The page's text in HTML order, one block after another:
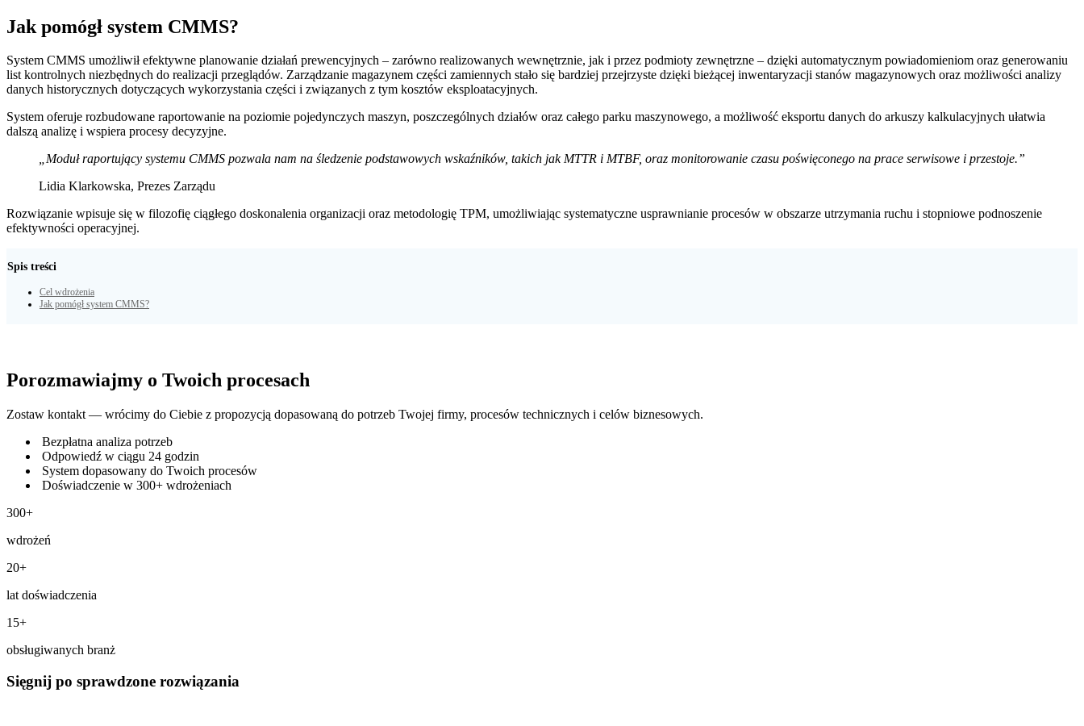
Jak pomógł system CMMS?
System CMMS umożliwił efektywne planowanie działań prewencyjnych – zarówno realizowanych wewnętrznie, jak i przez podmioty zewnętrzne – dzięki automatycznym powiadomieniom oraz generowaniu
list kontrolnych niezbędnych do realizacji przeglądów. Zarządzanie magazynem części zamiennych stało się bardziej przejrzyste dzięki bieżącej inwentaryzacji stanów magazynowych oraz możliwości analizy
danych historycznych dotyczących wykorzystania części i związanych z tym kosztów eksploatacyjnych.
System oferuje rozbudowane raportowanie na poziomie pojedynczych maszyn, poszczególnych działów oraz całego parku maszynowego, a możliwość eksportu danych do arkuszy kalkulacyjnych ułatwia
dalszą analizę i wspiera procesy decyzyjne.
„Moduł raportujący systemu CMMS pozwala nam na śledzenie podstawowych wskaźników, takich jak MTTR i MTBF, oraz monitorowanie czasu poświęconego na prace serwisowe i przestoje.”
Lidia Klarkowska, Prezes Zarządu
Rozwiązanie wpisuje się w filozofię ciągłego doskonalenia organizacji oraz metodologię TPM, umożliwiając systematyczne usprawnianie procesów w obszarze utrzymania ruchu i stopniowe podnoszenie
efektywności operacyjnej.
Spis treści
Cel wdrożenia
Jak pomógł system CMMS?
Porozmawiajmy o Twoich procesach
Zostaw kontakt — wrócimy do Ciebie z propozycją dopasowaną do potrzeb Twojej firmy, procesów technicznych i celów biznesowych.
Bezpłatna analiza potrzeb
Odpowiedź w ciągu 24 godzin
System dopasowany do Twoich procesów
Doświadczenie w 300+ wdrożeniach
300+
wdrożeń
20+
lat doświadczenia
15+
obsługiwanych branż
Sięgnij po sprawdzone rozwiązania